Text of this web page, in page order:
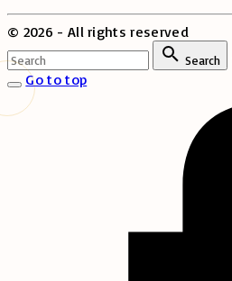
© 2026 - All rights reserved
Search
Go to top